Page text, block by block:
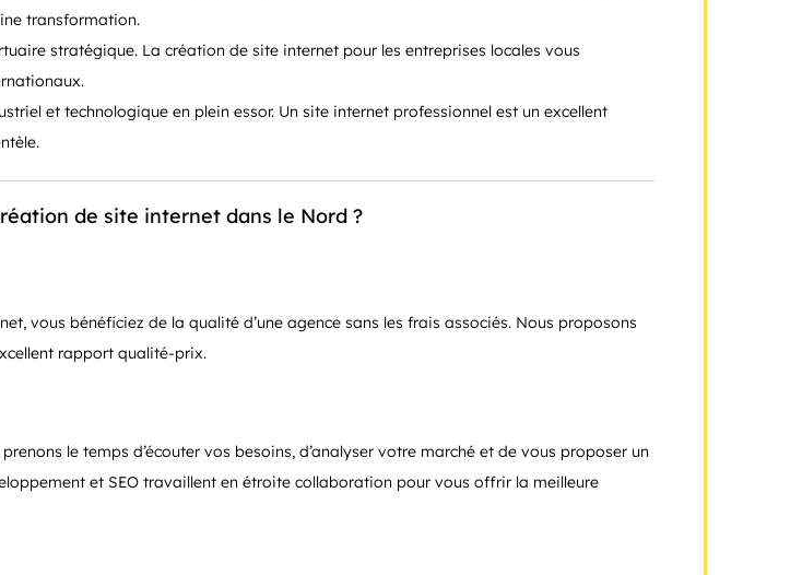
transformation.
stratégique. La création de site internet pour les entreprises locales vous
et technologique en plein essor. Un site internet professionnel est un excellent
de site internet dans le Nord ?
vous bénéficiez de la qualité d’une agence sans les frais associés. Nous proposons
rapport qualité-prix.
le temps d’écouter vos besoins, d’analyser votre marché et de vous proposer un
et SEO travaillent en étroite collaboration pour vous offrir la meilleure